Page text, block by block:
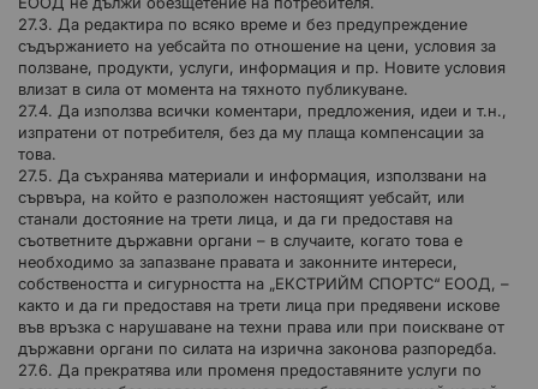
27.3. Да редактира по всяко време и без предупреждение
съдържанието на уебсайта по отношение на цени, условия за
ползване, продукти, услуги, информация и пр. Новите условия
влизат в сила от момента на тяхното публикуване.
27.4. Да използва всички коментари, предложения, идеи и т.н.,
изпратени от потребителя, без да му плаща компенсации за
това.
27.5. Да съхранява материали и информация, използвани на
сървъра, на който е разположен настоящият уебсайт, или
станали достояние на трети лица, и да ги предоставя на
съответните държавни органи – в случаите, когато това е
необходимо за запазване правата и законните интереси,
собствеността и сигурността на „ЕКСТРИЙМ СПОРТС“ ЕООД, –
както и да ги предоставя на трети лица при предявени искове
във връзка с нарушаване на техни права или при поискване от
държавни органи по силата на изрична законова разпоредба.
27.6. Да прекратява или променя предоставяните услуги по